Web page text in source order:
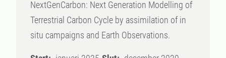
NextGenCarbon: Next Generation Modelling of
Terrestrial Carbon Cycle by assimilation of in
situ campaigns and Earth Observations.